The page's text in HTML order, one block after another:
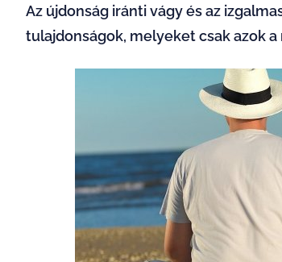
Az újdonság iránti vágy és az
tulajdonságok, melyeket csak azok